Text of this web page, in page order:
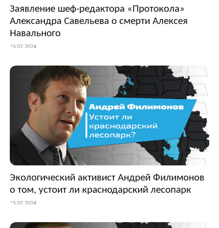
Заявление шеф-редактора «Протокола»
Александра Савельева о смерти Алексея
Навального
16.02.2024
Экологический активист Андрей Филимонов
о том, устоит ли краснодарский лесопарк
15.02.2024